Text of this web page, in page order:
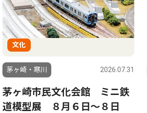
文化
茅ヶ崎・寒川 2026.07.31
茅ヶ崎市民文化会館 ミニ鉄
道模型展 ８月６日〜８日